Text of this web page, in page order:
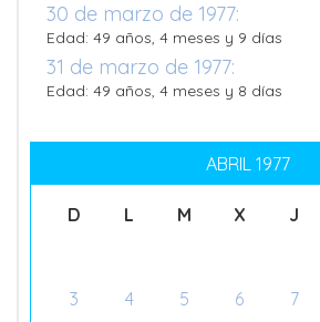
30 de marzo de 1977:
Edad: 49 años, 4 meses y 9 días
31 de marzo de 1977:
Edad: 49 años, 4 meses y 8 días
ABRIL 1977
D L M X J
3
4 5 6 7